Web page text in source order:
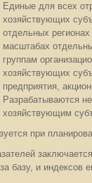
Единые для всех
хозяйствующих
отдельных
масштабах
группам
хозяйствующих
предприятия,
Разрабатываются
хозяйствующим
при
базу, и индексов